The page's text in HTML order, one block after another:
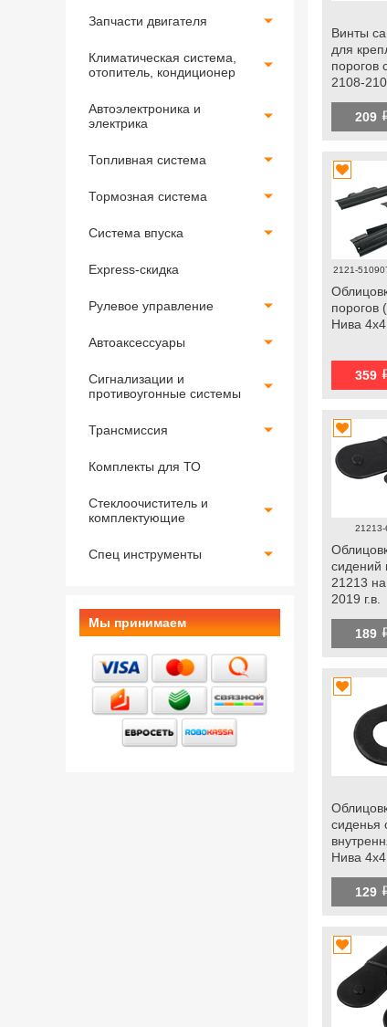
Запчасти двигателя
Климатическая система,
отопитель, кондиционер
Автоэлектроника и
электрика
Топливная система
Тормозная система
Система впуска
Express-скидка
Рулевое управление
Автоаксессуары
Сигнализации и
противоугонные системы
Трансмиссия
Комплекты для ТО
Стеклоочиститель и
комплектующие
Спец инструменты
Мы принимаем
Винты
для
порогов
2108-
Лада
Легенд
209
2121-
порогов
Нива
359
сидений
21213
2019 г.в.
189
сиденья
Нива 4х4
129